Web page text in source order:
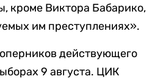
кроме Виктора Бабарико,
им преступлениях».
действующего
9 августа. ЦИК